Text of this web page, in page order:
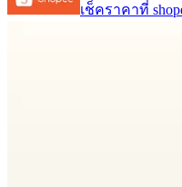
เช็คราคาที่